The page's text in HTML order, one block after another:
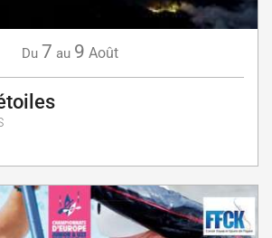
Du 7 au 9 Août